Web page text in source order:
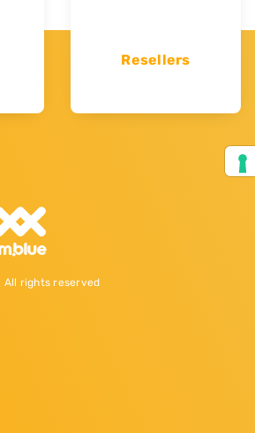
Resellers
All rights reserved